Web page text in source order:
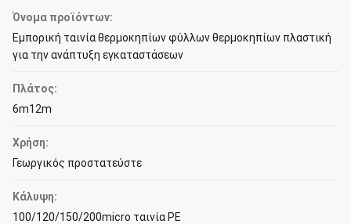
Όνομα προϊόντων:
Εμπορική ταινία θερμοκηπίων φύλλων θερμοκηπίων πλαστική
για την ανάπτυξη εγκαταστάσεων
Πλάτος:
6m12m
Χρήση:
Γεωργικός προστατεύστε
Κάλυψη:
100/120/150/200micro ταινία PE